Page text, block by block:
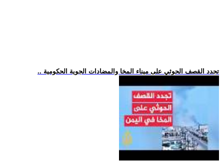
.. تجدد القصف الحوثي على ميناء المخا والمضادات الجوية الحكومية